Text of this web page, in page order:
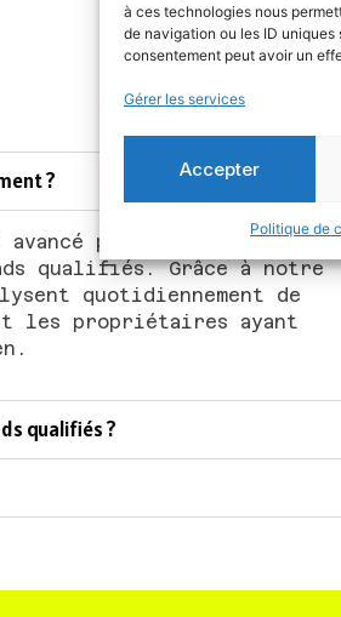
à ces technologies nous
de navigation ou les ID
consentement peut avoir un
Gérer les services
Accepter
Politique de
Questions
?
pour analyser la
qualifiés. Grâce à notre
quotidiennement de
les propriétaires ayant
qualifiés ?